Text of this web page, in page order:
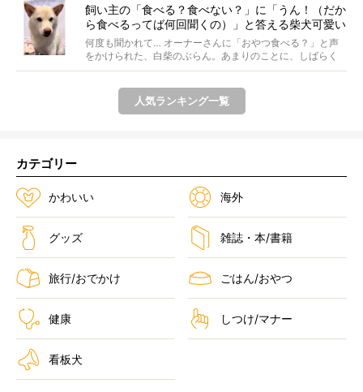
飼い主の「食べる？食べない？」に「うん！（だか
ら食べるってば何回聞くの）」と答える柴犬可愛い
【動画】
何度も聞かれて… オーナーさんに「おやつ食べる？」と声
をかけられた、白柴のぶらん。あまりのことに、しばらく
フリ...
人気ランキング一覧
カテゴリー
かわいい 海外
グッズ 雑誌・本/書籍
旅行/おでかけ ごはん/おやつ
健康 しつけ/マナー
看板犬